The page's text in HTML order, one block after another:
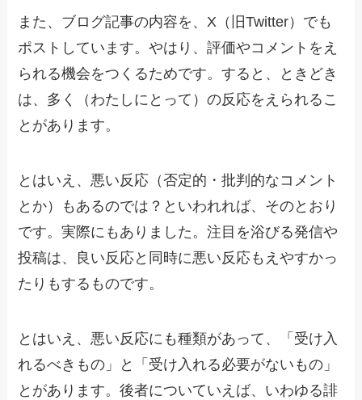
また、ブログ記事の内容を、X（旧Twitter）でも
ポストしています。やはり、評価やコメントをえ
られる機会をつくるためです。すると、ときどき
は、多く（わたしにとって）の反応をえられるこ
とがあります。
とはいえ、悪い反応（否定的・批判的なコメント
とか）もあるのでは？といわれれば、そのとおり
です。実際にもありました。注目を浴びる発信や
投稿は、良い反応と同時に悪い反応もえやすかっ
たりもするものです。
とはいえ、悪い反応にも種類があって、「受け入
れるべきもの」と「受け入れる必要がないもの」
とがあります。後者についていえば、いわゆる誹